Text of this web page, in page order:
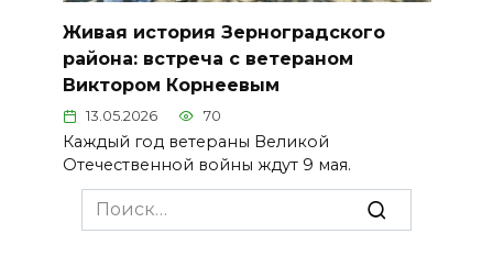
Живая история Зерноградского
района: встреча с ветераном
Виктором Корнеевым
13.05.2026 70
Каждый год ветераны Великой
Отечественной войны ждут 9 мая.
Search
for: